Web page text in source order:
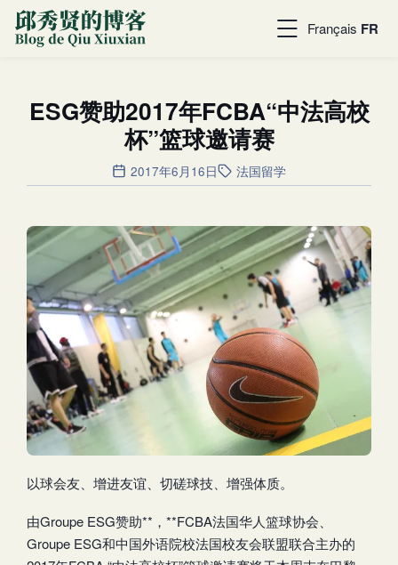
Français FR
ESG赞助2017年FCBA“中法高校
杯”篮球邀请赛
2017年6月16日 法国留学
以球会友、增进友谊、切磋球技、增强体质。
由Groupe ESG赞助**，**FCBA法国华人篮球协会、
Groupe ESG和中国外语院校法国校友会联盟联合主办的